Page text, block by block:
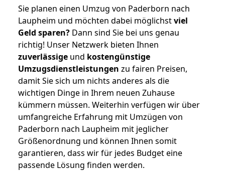
Sie planen einen Umzug von Paderborn nach
Laupheim und möchten dabei möglichstviel
Geld sparen? Dann sind Sie bei uns genau
richtig! Unser Netzwerk bieten Ihnen
zuverlässige und kostengünstige
Umzugsdienstleistungen zu fairen Preisen,
damit Sie sich um nichts anderes als die
wichtigen Dinge in Ihrem neuen Zuhause
kümmern müssen. Weiterhin verfügen wir über
umfangreiche Erfahrung mit Umzügen von
Paderborn nach Laupheim mit jeglicher
Größenordnung und können Ihnen somit
garantieren, dass wir für jedes Budget eine
passende Lösung finden werden.